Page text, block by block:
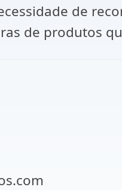
de
de produtos